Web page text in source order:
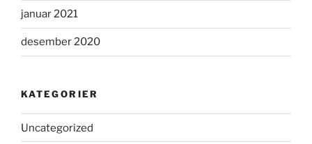
januar 2021
desember 2020
KATEGORIER
Uncategorized